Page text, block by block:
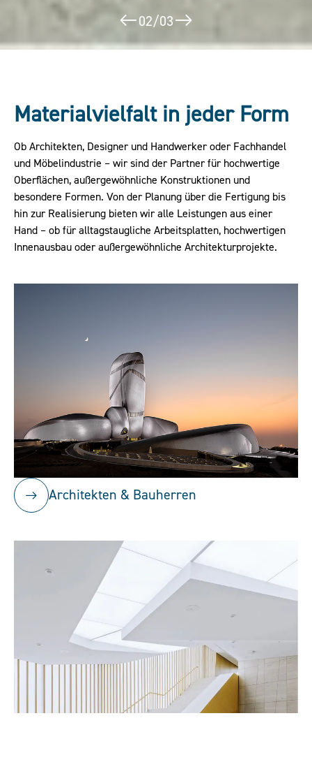
02/03
Materialvielfalt in jeder Form
Ob Architekten, Designer und Handwerker oder Fachhandel
und Möbelindustrie – wir sind der Partner für hochwertige
Oberflächen, außergewöhnliche Konstruktionen und
besondere Formen. Von der Planung über die Fertigung bis
hin zur Realisierung bieten wir alle Leistungen aus einer
Hand – ob für alltagstaugliche Arbeitsplatten, hochwertigen
Innenausbau oder außergewöhnliche Architekturprojekte.
Architekten & Bauherren